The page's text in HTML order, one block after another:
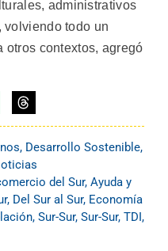
administrativos
volviendo todo un
otros contextos, agregó
, Desarrollo Sostenible,
del Sur, Ayuda y
, Del Sur al Sur, Economía
, Sur-Sur, Sur-Sur, TDI ,